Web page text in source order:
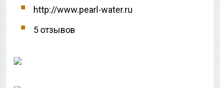
http://www.pearl-water.ru
5 отзывов